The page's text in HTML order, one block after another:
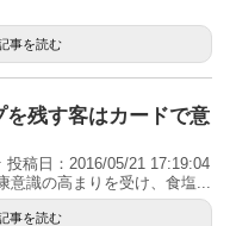
事を読む
を残す客はカードで意
稿日：2016/05/21 17:19:04
意識の高まりを受け、食塩...
事を読む